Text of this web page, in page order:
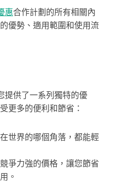
惠合作計劃的所有相關內
優勢、適用範圍和使用流
提供了一系列獨特的優
更多的便利和節省：
世界的哪個角落，都能輕
爭力強的價格，讓您節省
。